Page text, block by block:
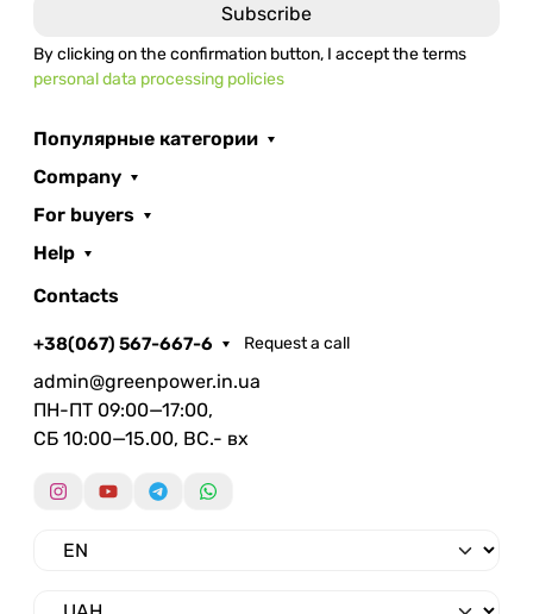
By clicking on the confirmation button, I accept the terms
personal data processing policies
Популярные категории
Company
For buyers
Help
Contacts
+38(067) 567-667-6 Request a call
admin@greenpower.in.ua
ПН-ПТ 09:00—17:00,
СБ 10:00—15.00, ВС.- вх